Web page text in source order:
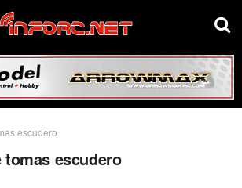
escudero
tomas escudero